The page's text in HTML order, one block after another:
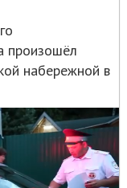
произошёл
набережной в